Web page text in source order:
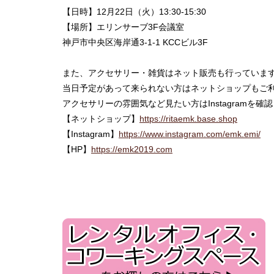
【日時】12月22日（火）13:30-15:30
【場所】エリンサーブ3F会議室
神戸市中央区海岸通3-1-1 KCCビル3F
また、アクセサリー・雑貨はネット販売も行っています
当日予定があって来られない方はネットショップもご
アクセサリーの雰囲気など見たい方はInstagramを確認
【ネットショップ】 https://ritaemk.base.shop
【Instagram】 https://www.instagram.com/emk.emi/
【HP】 https://emk2019.com